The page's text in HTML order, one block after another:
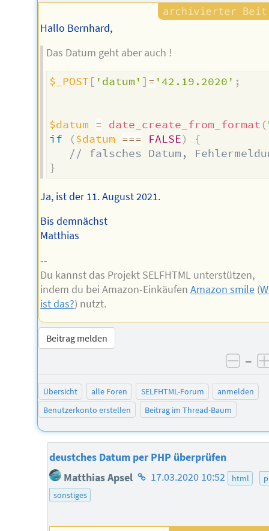
Hallo Bernhard,
Das Datum geht aber auch !
$_POST [ 'datum' ] = '42.19.2020' ;
$datum = date_create_from_format (
if
($datum === FALSE)
{
// falsches Datum,
}
Ja, ist der 11. August 2021.
Bis demnächst
Matthias
--
Du kannst das Projekt SELFHTML unterstützen,
indem du bei Amazon-EinkäufenAmazon smile (
ist das?) nutzt.
Beitrag melden
–
Übersicht alle Foren SELFHTML-Forum
anmelden
Benutzerkonto erstellen
Beitrag im Thread-Baum
deustches Datum per PHP überprüfen
Matthias Apsel Homepage
17.03.2020 10:52 html
sonstiges